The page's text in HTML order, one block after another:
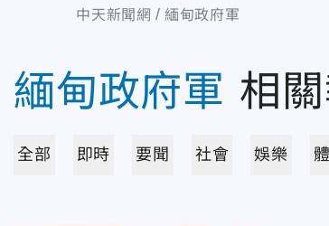
中天新聞網 緬甸政府軍
緬甸政府軍 相
全部 即時 要聞 社會 娛樂